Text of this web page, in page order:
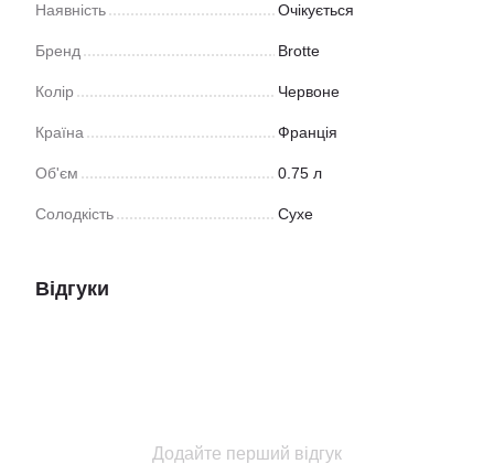
Наявність Очікується
Бренд Brotte
Колір Червоне
Країна Франція
Об'єм 0.75 л
Солодкість Сухе
Відгуки
Додайте перший відгук